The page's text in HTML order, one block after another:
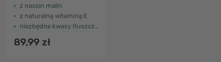
z nasion malin
z naturalną witaminą E
niezbędne kwasy tłuszczowe
89,99 zł